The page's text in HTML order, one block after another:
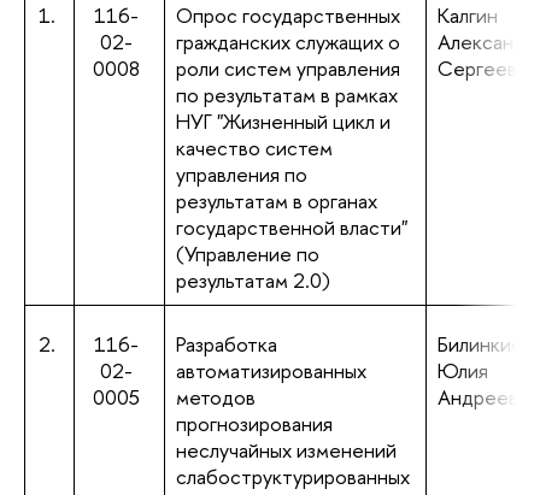
1.
116-
02-
0008
Опрос государственных
гражданских служащих о
роли систем управления
по результатам в рамках
НУГ "Жизненный цикл и
качество систем
управления по
результатам в органах
государственной власти"
(Управление по
результатам 2.0)
Калгин
Александр
Сергеевич
2.
116-
02-
0005
Разработка
автоматизированных
методов
прогнозирования
неслучайных изменений
слабоструктурированных
Билинкис
Юлия
Андреевна